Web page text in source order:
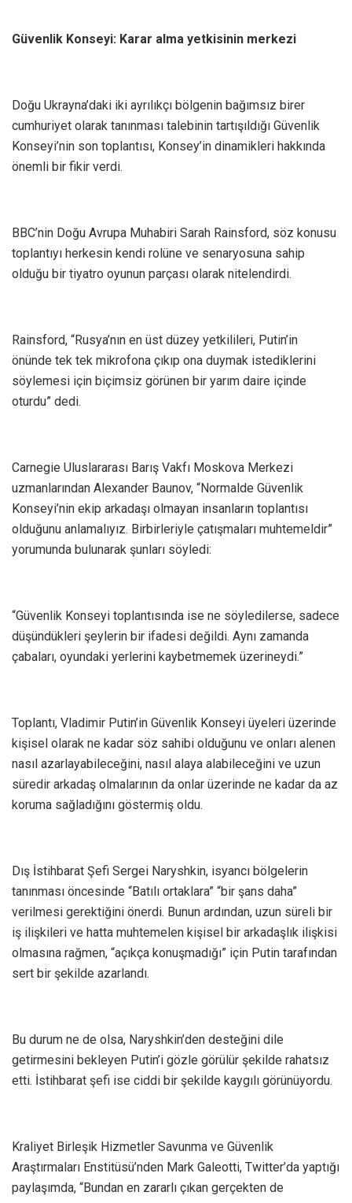
Güvenlik Konseyi: Karar alma yetkisinin merkezi
Doğu Ukrayna’daki iki ayrılıkçı bölgenin bağımsız birer
cumhuriyet olarak tanınması talebinin tartışıldığı Güvenlik
Konseyi’nin son toplantısı, Konsey’in dinamikleri hakkında
önemli bir fikir verdi.
BBC’nin Doğu Avrupa Muhabiri Sarah Rainsford, söz konusu
toplantıyı herkesin kendi rolüne ve senaryosuna sahip
olduğu bir tiyatro oyunun parçası olarak nitelendirdi.
Rainsford, “Rusya’nın en üst düzey yetkilileri, Putin’in
önünde tek tek mikrofona çıkıp ona duymak istediklerini
söylemesi için biçimsiz görünen bir yarım daire içinde
oturdu” dedi.
Carnegie Uluslararası Barış Vakfı Moskova Merkezi
uzmanlarından Alexander Baunov, “Normalde Güvenlik
Konseyi’nin ekip arkadaşı olmayan insanların toplantısı
olduğunu anlamalıyız. Birbirleriyle çatışmaları muhtemeldir”
yorumunda bulunarak şunları söyledi:
“Güvenlik Konseyi toplantısında ise ne söyledilerse, sadece
düşündükleri şeylerin bir ifadesi değildi. Aynı zamanda
çabaları, oyundaki yerlerini kaybetmemek üzerineydi.”
Toplantı, Vladimir Putin’in Güvenlik Konseyi üyeleri üzerinde
kişisel olarak ne kadar söz sahibi olduğunu ve onları alenen
nasıl azarlayabileceğini, nasıl alaya alabileceğini ve uzun
süredir arkadaş olmalarının da onlar üzerinde ne kadar da az
koruma sağladığını göstermiş oldu.
Dış İstihbarat Şefi Sergei Naryshkin, isyancı bölgelerin
tanınması öncesinde “Batılı ortaklara” “bir şans daha”
verilmesi gerektiğini önerdi. Bunun ardından, uzun süreli bir
iş ilişkileri ve hatta muhtemelen kişisel bir arkadaşlık ilişkisi
olmasına rağmen, “açıkça konuşmadığı” için Putin tarafından
sert bir şekilde azarlandı.
Bu durum ne de olsa, Naryshkin’den desteğini dile
getirmesini bekleyen Putin’i gözle görülür şekilde rahatsız
etti. İstihbarat şefi ise ciddi bir şekilde kaygılı görünüyordu.
Kraliyet Birleşik Hizmetler Savunma ve Güvenlik
Araştırmaları Enstitüsü’nden Mark Galeotti, Twitter’da yaptığı
paylaşımda, “Bundan en zararlı çıkan gerçekten de